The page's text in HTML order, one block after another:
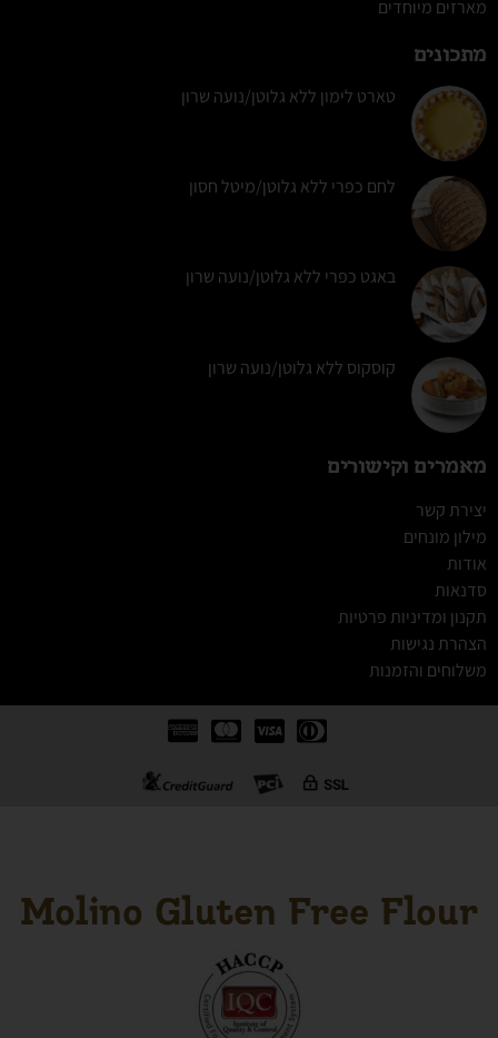
מארזים מיוחדים
מתכונים
טארט לימון ללא גלוטן/נועה שרון
לחם כפרי ללא גלוטן/מיטל חסון
באגט כפרי ללא גלוטן/נועה שרון
קוסקוס ללא גלוטן/נועה שרון
מאמרים וקישורים
יצירת קשר
מילון מונחים
אודות
סדנאות
תקנון ומדיניות פרטיות
הצהרת נגישות
משלוחים והזמנות
Molino Gluten Free Flour